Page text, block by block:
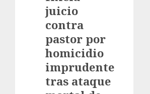
juicio
contra
pastor por
homicidio
imprudente
tras ataque